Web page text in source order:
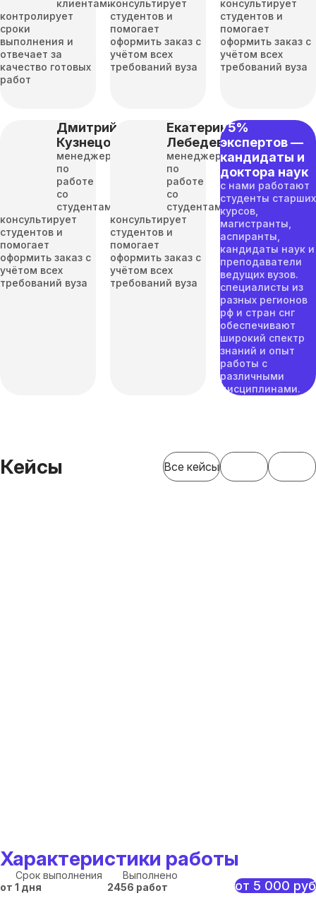
клиентами
контролирует
сроки
выполнения и
отвечает за
качество готовых
работ
консультирует
студентов и
помогает
оформить заказ с
учётом всех
требований вуза
консультирует
студентов и
помогает
оформить заказ с
учётом всех
требований вуза
Дмитрий
Кузнецов
менеджер
по
работе
со
студентами
консультирует
студентов и
помогает
оформить заказ с
учётом всех
требований вуза
Екатерина
Лебедева
менеджер
по
работе
со
студентами
консультирует
студентов и
помогает
оформить заказ с
учётом всех
требований вуза
75%
экспертов —
кандидаты и
доктора наук
с нами работают
студенты старших
курсов,
магистранты,
аспиранты,
кандидаты наук и
преподаватели
ведущих вузов.
специалисты из
разных регионов
рф и стран снг
обеспечивают
широкий спектр
знаний и опыт
работы с
различными
дисциплинами.
Кейсы Все кейсы
Характеристики работы
Срок выполнения
от 1 дня
Выполнено
2456 работ
от 5 000 руб